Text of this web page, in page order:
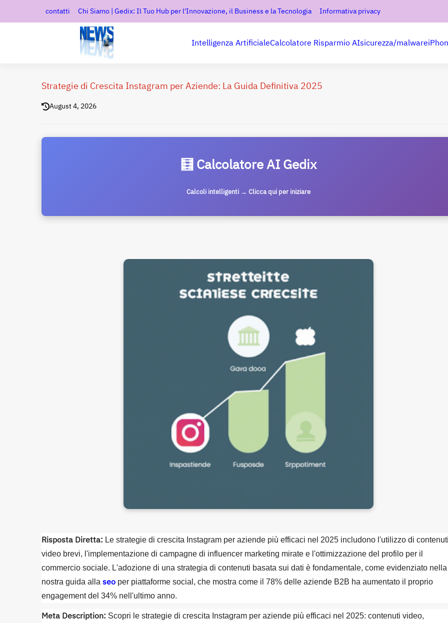
contatti Chi Siamo | Gedix: Il Tuo Hub per l'Innovazione, il Business e la Tecnologia Informativa privacy
Intelligenza ArtificialeCalcolatore Risparmio AIsicurezza/malware
Strategie di Crescita Instagram per Aziende: La Guida Definitiva 2025
August 4, 2026
🧮 Calcolatore AI Gedix
Calcoli intelligenti → Clicca qui per iniziare
Risposta Diretta: Le strategie di crescita Instagram per aziende più efficaci nel 2025 includono l'utilizzo di
video brevi, l'implementazione di campagne di influencer marketing mirate e l'ottimizzazione del profilo per il
commercio sociale. L'adozione di una strategia di contenuti basata sui dati è fondamentale, come evidenziato nella
nostra guida alla seo per piattaforme social, che mostra come il 78% delle aziende B2B ha aumentato il proprio
engagement del 34% nell'ultimo anno.
Meta Description: Scopri le strategie di crescita Instagram per aziende più efficaci nel 2025: contenuti video,